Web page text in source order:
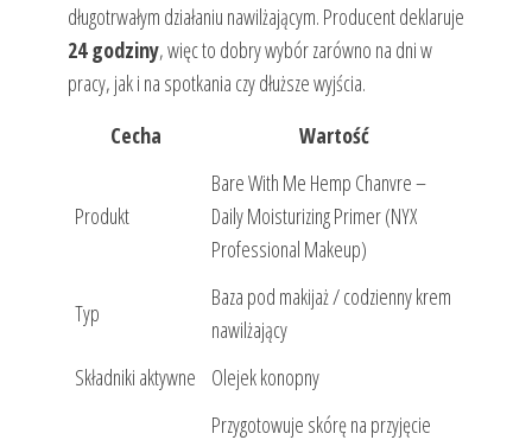
długotrwałym działaniu nawilżającym. Producent deklaruje
24 godziny, więc to dobry wybór zarówno na dni w
pracy, jak i na spotkania czy dłuższe wyjścia.
Cecha
Wartość
Produkt
Bare With Me Hemp Chanvre –
Daily Moisturizing Primer (NYX
Professional Makeup)
Typ
Baza pod makijaż / codzienny krem
nawilżający
Składniki aktywne
Olejek konopny
Przygotowuje skórę na przyjęcie